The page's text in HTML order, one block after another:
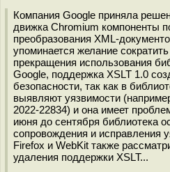
Компания Google приняла
движка Chromium компоненты
преобразования XML-
упоминается желание
прекращения использования
Google, поддержка XSLT 1.0
безопасности, так как в
выявляют уязвимости
2022-22834) и она имеет
июня до сентября библиотека
сопровождения и исправления
Firefox и WebKit также
удаления поддержки XSLT...